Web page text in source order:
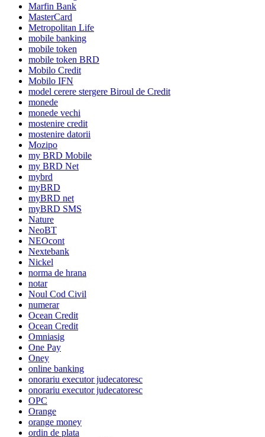
Marfin Bank
MasterCard
Metropolitan Life
mobile banking
mobile token
mobile token BRD
Mobilo Credit
Mobilo IFN
model cerere stergere Biroul de Credit
monede
monede vechi
mostenire credit
mostenire datorii
Mozipo
my BRD Mobile
my BRD Net
mybrd
myBRD
myBRD net
myBRD SMS
Nature
NeoBT
NEOcont
Nextebank
Nickel
norma de hrana
notar
Noul Cod Civil
numerar
Ocean Credit
Ocean Credit
Omniasig
One Pay
Oney
online banking
onorariu executor judecatoresc
onorariu executor judecatoresc
OPC
Orange
orange money
ordin de plata